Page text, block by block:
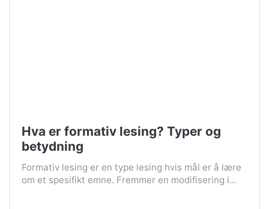
Hva er formativ lesing? Typer og
betydning
Formativ lesing er en type lesing hvis mål er å lære
om et spesifikt emne. Fremmer en modifisering i...